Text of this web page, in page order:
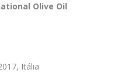
Olive Oil
Itália